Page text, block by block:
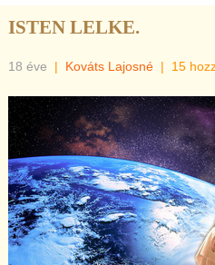
ISTEN LELKE.
18 éve | Kováts Lajosné | 15